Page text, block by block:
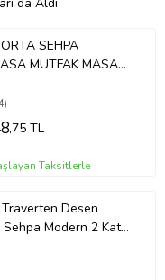
SEHPA
MUTFAK MASASI
,75 TL
Taksitlerle
Traverten Desen
Modern 2 Katlı
Sehpası